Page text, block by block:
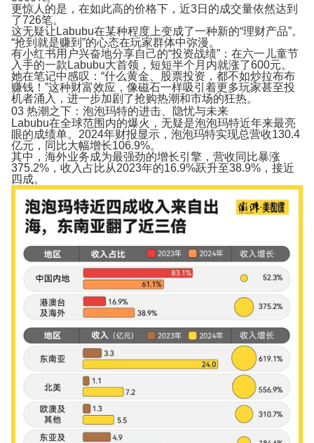
更惊人的是，在如此高的价格下，近3日的成交量依然达到
了726笔。
这无疑让Labubu在某种程度上变成了一种新的“理财产品”。
“抢到就是赚到”的心态在玩家群体中弥漫。
有小红书用户兴奋地分享自己的“投资战绩”：在六一儿童节
入手的一款Labubu大首领，短短半个月内就涨了600元。
她在笔记中感叹：“什么黄金、股票投资，都不如炒拉布布
赚钱！ ”这种财富效应，像磁石一样吸引着更多玩家甚至投
机者涌入，进一步加剧了抢购热潮和市场的狂热。
03 热潮之下：泡泡玛特的进击、隐忧与未来
Labubu在全球范围内的爆火，无疑是泡泡玛特近年来最亮
眼的成绩单。2024年财报显示， 泡泡玛特实现总营收130.4
亿元，同比大幅增长106.9%。
其中， 海外业务成为最强劲的增长引擎，营收同比暴涨
375.2% ，收入占比从2023年的16.9%跃升至38.9%，接近
四成。